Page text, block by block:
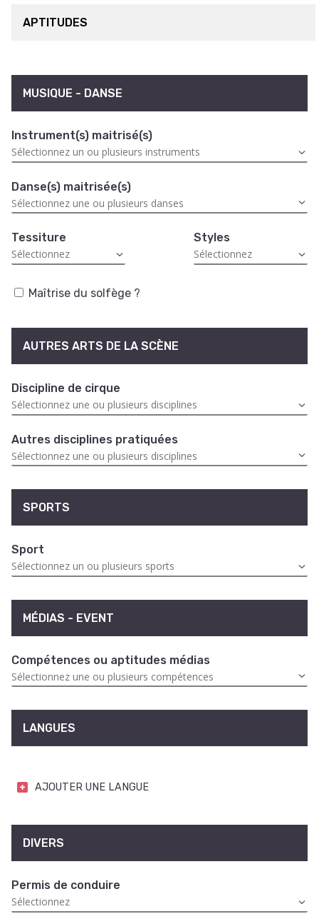
APTITUDES
MUSIQUE - DANSE
Instrument(s) maitrisé(s)
Danse(s) maitrisée(s)
Tessiture Styles
Maîtrise du solfège ?
AUTRES ARTS DE LA SCÈNE
Discipline de cirque
Autres disciplines pratiquées
SPORTS
Sport
MÉDIAS - EVENT
Compétences ou aptitudes médias
LANGUES
AJOUTER UNE LANGUE
DIVERS
Permis de conduire